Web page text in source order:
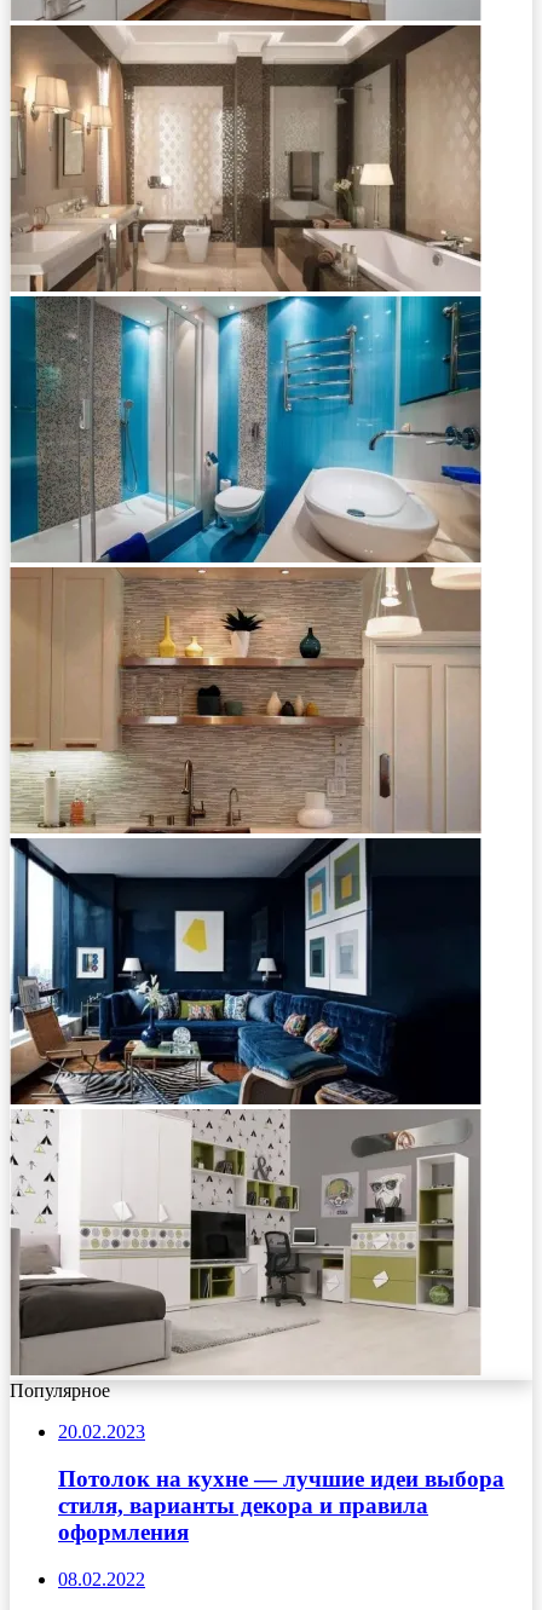
Популярное
20.02.2023
Потолок на кухне — лучшие идеи выбора
стиля, варианты декора и правила
оформления
08.02.2022